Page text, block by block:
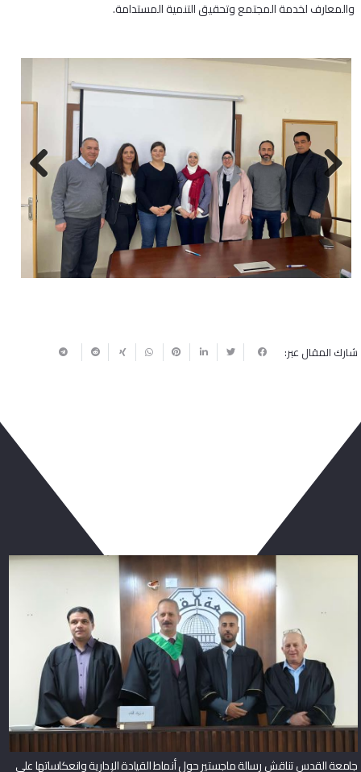
والمعارف لخدمة المجتمع وتحقيق التنمية المستدامة.
Previous
Next
شارك المقال عبر:
جامعة القدس تناقش رسالة ماجستير حول أنماط القيادة الإدارية وانعكاساتها على